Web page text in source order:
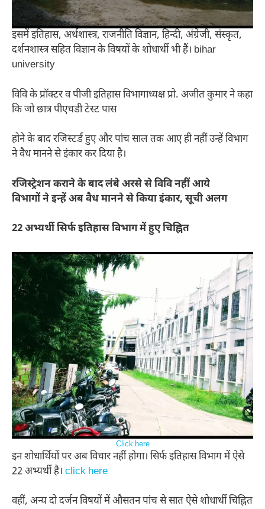
इसमें इतिहास, अर्थशास्त्र, राजनीति विज्ञान, हिन्दी, अंग्रेजी, संस्कृत,
दर्शनशास्त्र सहित विज्ञान के विषयों के शोधार्थी भी हैं। bihar
university
विवि के प्रॉक्टर व पीजी इतिहास विभागाध्यक्ष प्रो. अजीत कुमार ने कहा
कि जो छात्र पीएचडी टेस्ट पास
होने के बाद रजिस्टर्ड हुए और पांच साल तक आए ही नहीं उन्हें विभाग
ने वैध मानने से इंकार कर दिया है।
रजिस्ट्रेशन कराने के बाद लंबे अरसे से विवि नहीं आये
विभागों ने इन्हें अब वैध मानने से किया इंकार, सूची अलग
22 अभ्यर्थी सिर्फ इतिहास विभाग में हुए चिह्नित
Click here
इन शोधार्थियों पर अब विचार नहीं होगा। सिर्फ इतिहास विभाग में ऐसे
22 अभ्यर्थी है। click here
वहीं, अन्य दो दर्जन विषयों में औसतन पांच से सात ऐसे शोधार्थी चिह्नित